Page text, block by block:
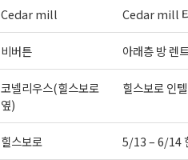
Cedar mill Cedar mill
비버튼 아래층 방 렌
코넬리우스(힐스보로
옆)
힐스보로 인
힐스보로 5/13 – 6/14